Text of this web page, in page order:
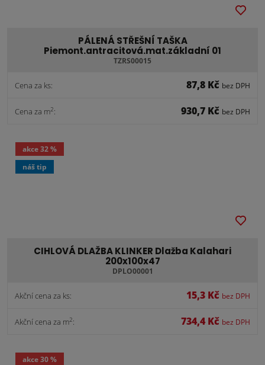
PÁLENÁ STŘEŠNÍ TAŠKA
Piemont.antracitová.mat.základní 01
TZRS00015
Cena za ks: 87,8 Kč bez DPH
Cena za m2: 930,7 Kč bez DPH
CIHLOVÁ DLAŽBA KLINKER Dlažba Kalahari
200x100x47
DPLO00001
Akční cena za ks: 15,3 Kč bez DPH
Akční cena za m2: 734,4 Kč bez DPH
akce32 %
náš tip
akce30 %